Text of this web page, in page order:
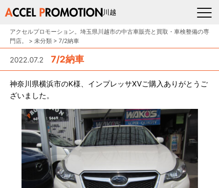
川越
アクセルプロモーション。埼玉県川越市の中古車販売と買取・車検整備の専
門店。
> 未分類 > 7/2納車
2022.07.2 7/2納車
神奈川県横浜市のK様、インプレッサXVご購入ありがとうご
ざいました。